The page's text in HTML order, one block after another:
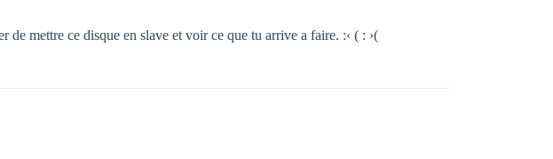
mettre ce disque en slave et voir ce que tu arrive a faire. :‹ ( : ›(